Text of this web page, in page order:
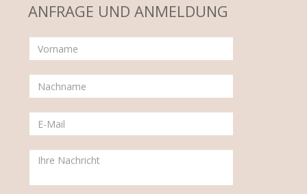
ANFRAGE UND ANMELDUNG